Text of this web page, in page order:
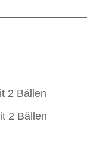
2 Bällen
2 Bällen